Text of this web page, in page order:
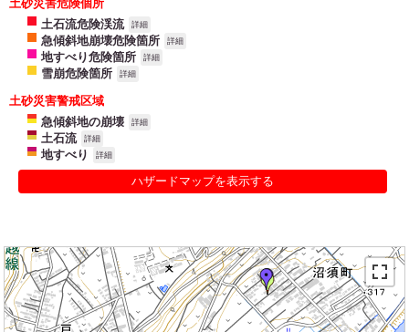
土砂災害危険個所
土石流危険渓流
詳細
急傾斜地崩壊危険箇所 詳細
地すべり危険箇所 詳細
雪崩危険箇所 詳細
土砂災害警戒区域
急傾斜地の崩壊
詳細
土石流 詳細
地すべり 詳細
ハザードマップを表示する